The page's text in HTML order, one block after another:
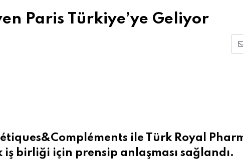
Paris Türkiye’ye Geliyor
ile Türk Royal
birliği için prensip anlaşması sağlandı.